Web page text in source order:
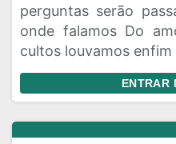
perguntas serão
onde falamos Do
cultos louvamos enfim
ENTRAR